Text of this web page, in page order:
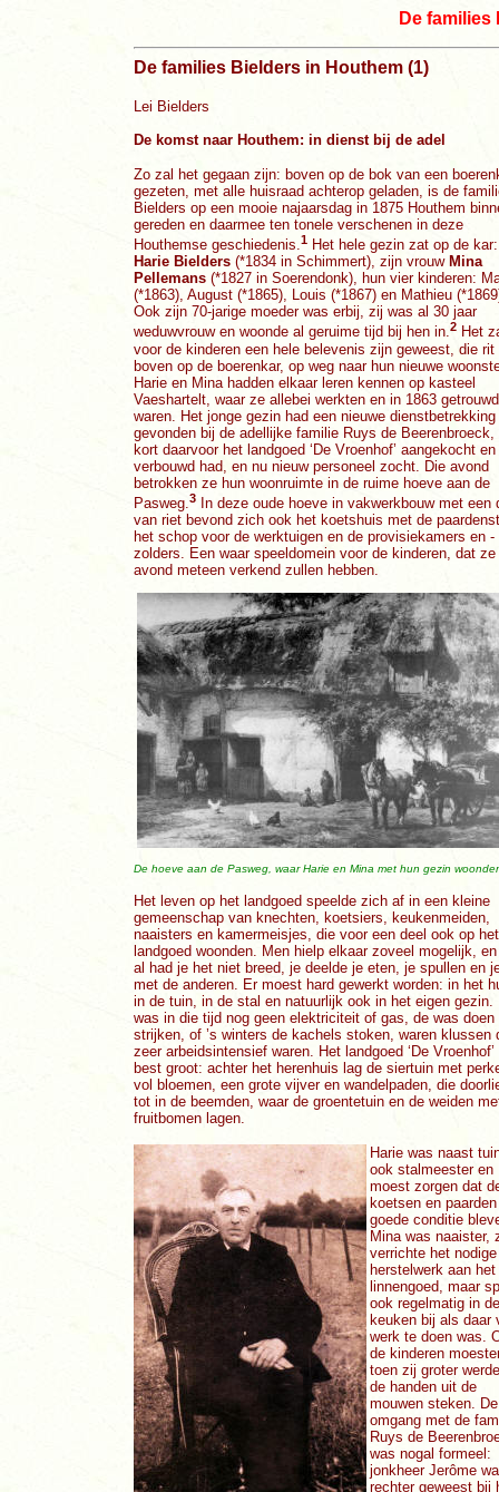
De families
De families Bielders in Houthem (1)
Lei Bielders
De komst naar Houthem: in dienst bij de adel
Zo zal het gegaan zijn: boven op de bok van een
gezeten, met alle huisraad achterop geladen, is de
Bielders op een mooie najaarsdag in 1875 Houthem
gereden en daarmee ten tonele verschenen in deze
Houthemse geschiedenis.1 Het hele gezin zat op de kar:
Harie Bielders (*1834 in Schimmert), zijn vrouw Mina
Pellemans (*1827 in Soerendonk), hun vier kinderen:
(*1863), August (*1865), Louis (*1867) en Mathieu
Ook zijn 70-jarige moeder was erbij, zij was al 30 jaar
weduwvrouw en woonde al geruime tijd bij hen in.2 Het
voor de kinderen een hele belevenis zijn geweest, die rit
boven op de boerenkar, op weg naar hun nieuwe
Harie en Mina hadden elkaar leren kennen op kasteel
Vaeshartelt, waar ze allebei werkten en in 1863 getrouwd
waren. Het jonge gezin had een nieuwe dienstbetrekking
gevonden bij de adellijke familie Ruys de Beerenbroeck,
kort daarvoor het landgoed ‘De Vroenhof’ aangekocht en
verbouwd had, en nu nieuw personeel zocht. Die avond
betrokken ze hun woonruimte in de ruime hoeve aan de
Pasweg. 3
In deze oude hoeve in vakwerkbouw met een
van riet bevond zich ook het koetshuis met de
het schop voor de werktuigen en de provisiekamers en -
zolders. Een waar speeldomein voor de kinderen, dat ze
avond meteen verkend zullen hebben.
De hoeve aan de Pasweg, waar Harie en Mina met hun gezin
Het leven op het landgoed speelde zich af in een kleine
gemeenschap van knechten, koetsiers, keukenmeiden,
naaisters en kamermeisjes, die voor een deel ook op het
landgoed woonden. Men hielp elkaar zoveel mogelijk,
al had je het niet breed, je deelde je eten, je spullen en
met de anderen. Er moest hard gewerkt worden: in het
in de tuin, in de stal en natuurlijk ook in het eigen gezin.
was in die tijd nog geen elektriciteit of gas, de was doen
strijken, of ’s winters de kachels stoken, waren klussen
zeer arbeidsintensief waren. Het landgoed ‘De Vroenhof’
best groot: achter het herenhuis lag de siertuin met
vol bloemen, een grote vijver en wandelpaden, die
tot in de beemden, waar de groentetuin en de weiden
fruitbomen lagen.
Harie was naast
ook stalmeester en
moest zorgen dat
koetsen en
goede conditie
Mina was naaister,
verrichte het nodige
herstelwerk aan het
linnengoed, maar
ook regelmatig in de
keuken bij als daar
werk te doen was.
de kinderen
toen zij groter
de handen uit de
mouwen steken. De
omgang met de
Ruys de
was nogal formeel:
jonkheer Jerôme
rechter geweest bij